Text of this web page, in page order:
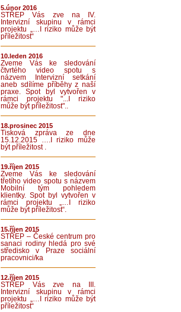
5.únor 2016
STŘEP Vás zve na IV.
Intervizní skupinu v rámci
projektu „…I riziko může být
příležitost“
10.leden 2016
Zveme Vás ke sledování
čtvrtého video spotu s
názvem Intervizní setkání
aneb sdílíme příběhy z naší
praxe. Spot byl vytvořen v
rámci projektu "...I riziko
může být příležitost"..
18.prosinec 2015
Tisková zpráva ze dne
15.12.2015 ….I riziko může
být příležitost .
19.říjen 2015
Zveme Vás ke sledování
třetího video spotu s názvem
Mobilní tým pohledem
klientky. Spot byl vytvořen v
rámci projektu „…I riziko
může být příležitost“.
15.říjen 2015
STŘEP – České centrum pro
sanaci rodiny hledá pro své
středisko v Praze sociální
pracovnici/ka
12.říjen 2015
STŘEP Vás zve na III.
Intervizní skupinu v rámci
projektu „…I riziko může být
příležitost“